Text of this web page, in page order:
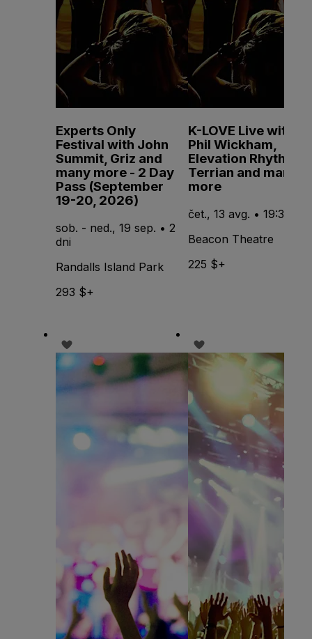
Experts Only
Festival with John
Summit, Griz and
many more - 2 Day
Pass (September
19-20, 2026)
sob. - ned., 19 sep. • 2
dni
Randalls Island Park
293 $+
K-LOVE Live with
Phil Wickham,
Elevation Rhythm,
Terrian and many
more
čet., 13 avg. • 19:30
Beacon Theatre
225 $+